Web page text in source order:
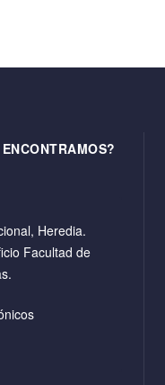
Heredia.
Facultad de